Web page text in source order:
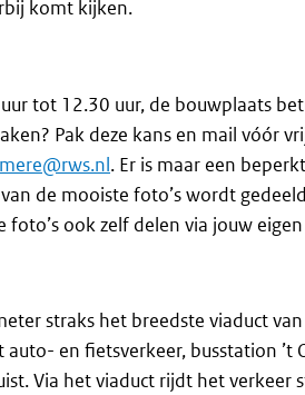
komt kijken.
tot 12.30 uur, de bouwplaats
Pak deze kans en mail vóór
. Er is maar een
de mooiste foto’s wordt
ook zelf delen via jouw
straks het breedste viaduct
en fietsverkeer, busstation ’t
Via het viaduct rijdt het verkeer